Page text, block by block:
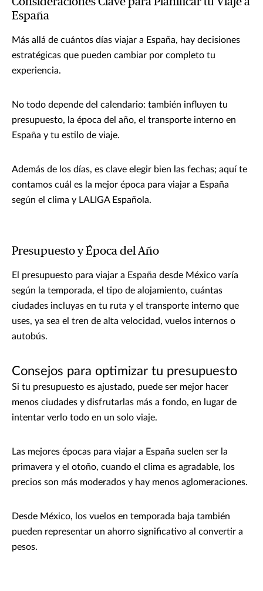
España
Más allá de cuántos días viajar a España, hay decisiones
estratégicas que pueden cambiar por completo tu
experiencia.
No todo depende del calendario: también influyen tu
presupuesto, la época del año, el transporte interno en
España y tu estilo de viaje.
Además de los días, es clave elegir bien las fechas; aquí te
contamos cuál es la mejor época para viajar a España
según el clima y LALIGA Española.
Presupuesto y Época del Año
El presupuesto para viajar a España desde México varía
según la temporada, el tipo de alojamiento, cuántas
ciudades incluyas en tu ruta y el transporte interno que
uses, ya sea el tren de alta velocidad, vuelos internos o
autobús.
Consejos para optimizar tu presupuesto
Si tu presupuesto es ajustado, puede ser mejor hacer
menos ciudades y disfrutarlas más a fondo, en lugar de
intentar verlo todo en un solo viaje.
Las mejores épocas para viajar a España suelen ser la
primavera y el otoño, cuando el clima es agradable, los
precios son más moderados y hay menos aglomeraciones.
Desde México, los vuelos en temporada baja también
pueden representar un ahorro significativo al convertir a
pesos.